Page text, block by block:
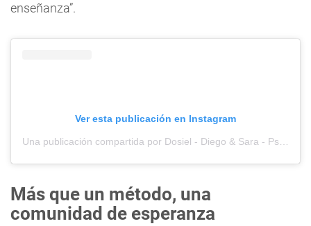
enseñanza”.
Ver esta publicación en Instagram
Más que un método, una
comunidad de esperanza